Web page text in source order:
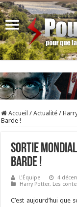
Accueil / Actualité /
Barde !
Sortie
Barde !
L'Équipe
4
Harry Potter, Les
C’est aujourd’hui que